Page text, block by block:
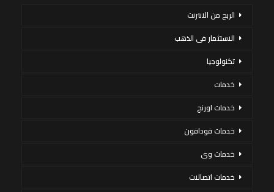
الربح من الانترنت
الاستثمار فى الذهب
تكنولوجيا
خدمات
خدمات اورنج
خدمات فودافون
خدمات وى
خدمات اتصالات